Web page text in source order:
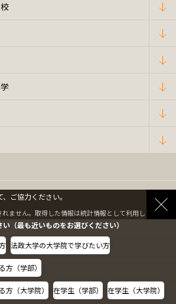
ご協力ください。
ません。取得した情報は統計情報として利用します。
（最も近いものをお選びください）
法政大学の大学院で学びたい方
方（学部）
方（大学院） 在学生（学部） 在学生（大学院）